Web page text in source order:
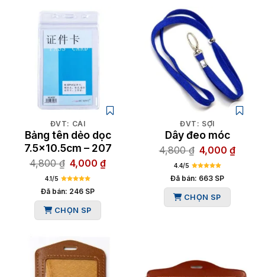
ĐVT: CÁI
Bảng tên dẻo dọc
7.5×10.5cm – 207
4,800₫ Giá
gốc
là:
4,800 ₫.
4,000₫Giá
4.1/5
Đã bán: 246 SP
CHỌN SP
ĐVT: SỢI
Dây đeo móc
4,800₫ Giá
gốc
là:
4,800 ₫.
4,000₫Giá
4.4/5
Đã bán: 663 SP
CHỌN SP